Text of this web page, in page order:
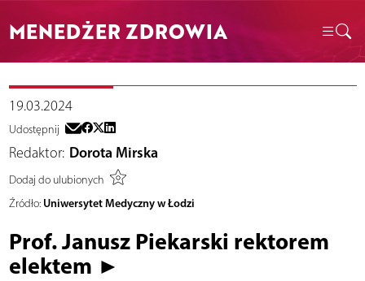
MENEDŻER ZDROWIA
19.03.2024
Udostępnij
Redaktor: Dorota Mirska
Dodaj do ulubionych
Źródło: Uniwersytet Medyczny w Łodzi
Prof. Janusz Piekarski rektorem
elektem ►